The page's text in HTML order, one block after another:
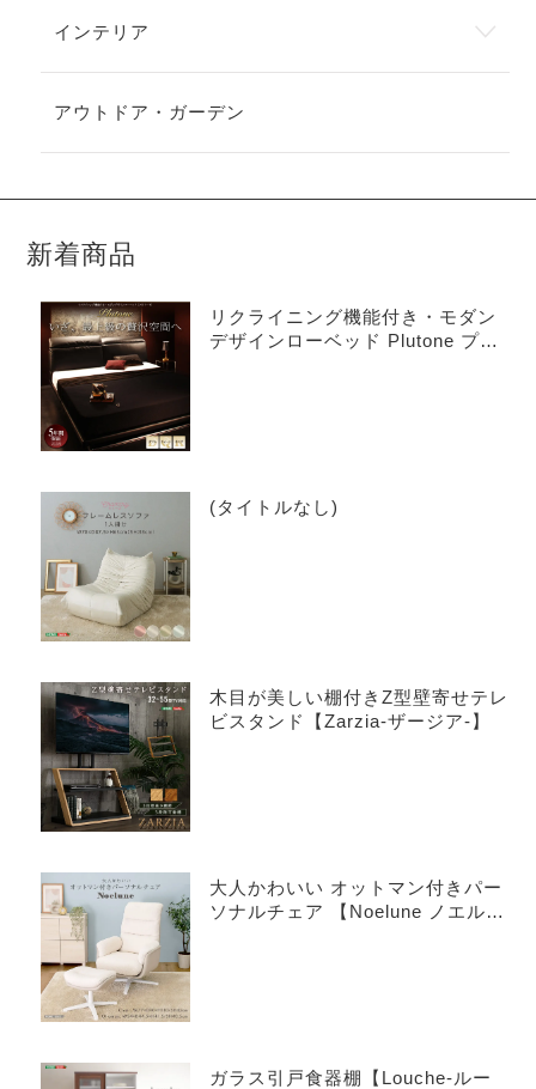
インテリア
アウトドア・ガーデン
新着商品
リクライニング機能付き・モダン
デザインローベッド Plutone プル
(タイトルなし)
木目が美しい棚付きZ型壁寄せテレ
ビスタンド【Zarzia-ザージア-】
大人かわいい オットマン付きパー
ソナルチェア 【Noelune ノエル
ガラス引戸食器棚【Louche-ルー